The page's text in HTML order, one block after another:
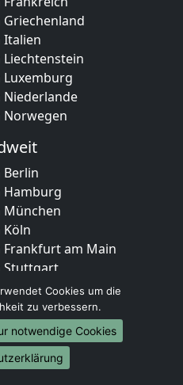
Italien
Luxemburg
Niederlande
Norwegen
Berlin
Hamburg
München
Köln
Frankfurt am Main
Stuttgart
Düsseldorf
Leipzig
Dortmund
Essen
Bremen
Cookies um die
zu verbessern.
notwendige Cookies